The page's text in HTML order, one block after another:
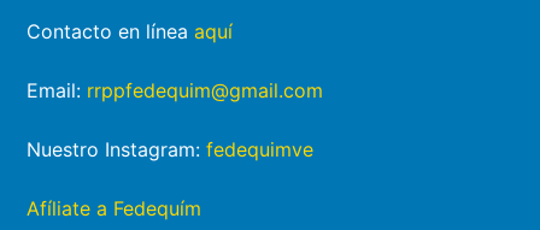
Contacto en líneaaquí
Email: rrppfedequim@gmail.com
Nuestro Instagram:fedequimve
Afíliate a Fedequím